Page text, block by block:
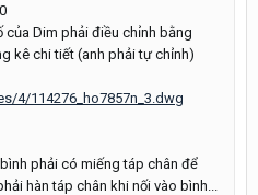
Dim phải điều chỉnh bằng
kê chi tiết (anh phải tự chỉnh)
4/114276_ho7857n_3.dwg
phải có miếng táp chân để
hàn táp chân khi nối vào bình...